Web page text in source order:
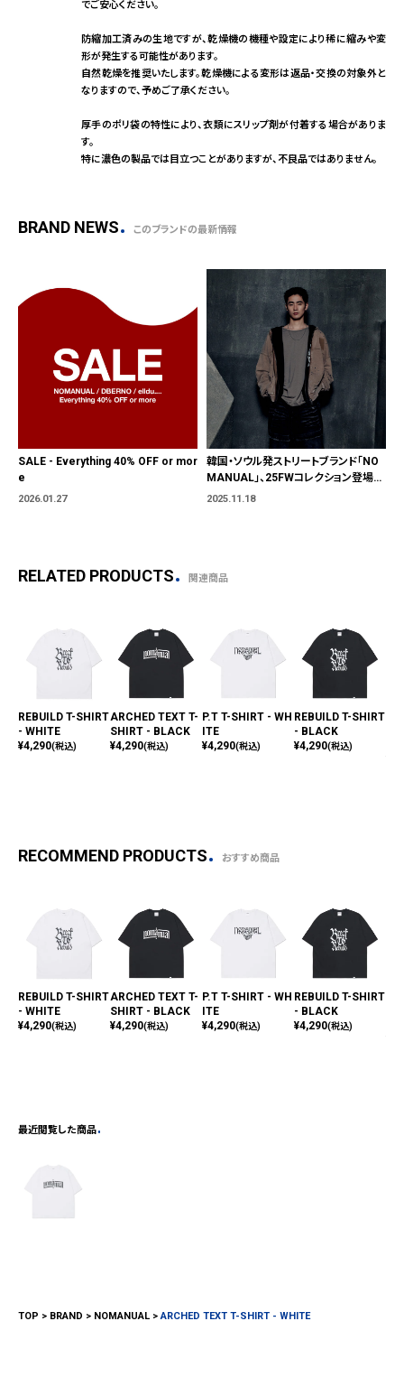
でご安心ください。
防縮加工済みの生地ですが、乾燥機の機種や設定により稀に縮みや変
形が発生する可能性があります。
自然乾燥を推奨いたします。乾燥機による変形は返品・交換の対象外と
なりますので、予めご了承ください。
厚手のポリ袋の特性により、衣類にスリップ剤が付着する場合がありま
す。
特に濃色の製品では目立つことがありますが、不良品ではありません。
BRAND NEWS このブランドの最新情報
SALE - Everything 40% OFF or mor
e
2026.01.27
韓国・ソウル発ストリートブランド「NO
MANUAL」、25FWコレクション登場11
月21日(金)より発売開始
2025.11.18
RELATED PRODUCTS 関連商品
REBUILD T-SHIRT
- WHITE
¥4,290(税込)
ARCHED TEXT T-
SHIRT - BLACK
¥4,290(税込)
P.T T-SHIRT - WH
ITE
¥4,290(税込)
REBUILD T-SHIRT
- BLACK
¥4,290(税込)
RECOMMEND PRODUCTS おすすめ商品
REBUILD T-SHIRT
- WHITE
¥4,290(税込)
ARCHED TEXT T-
SHIRT - BLACK
¥4,290(税込)
P.T T-SHIRT - WH
ITE
¥4,290(税込)
REBUILD T-SHIRT
- BLACK
¥4,290(税込)
最近閲覧した商品
TOP BRAND NOMANUAL ARCHED TEXT T-SHIRT - WHITE